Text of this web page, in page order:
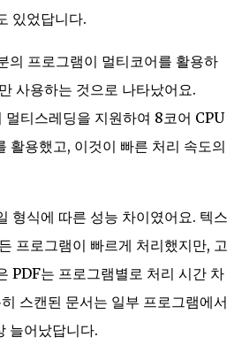
있었답니다.
의 프로그램이 멀티코어를 활용하
사용하는 것으로 나타났어요.
티스레딩을 지원하여 8코어 CPU
활용했고, 이것이 빠른 처리 속도의
형식에 따른 성능 차이였어요. 텍스
프로그램이 빠르게 처리했지만, 고
PDF는 프로그램별로 처리 시간 차
스캔된 문서는 일부 프로그램에서
늘어났답니다.